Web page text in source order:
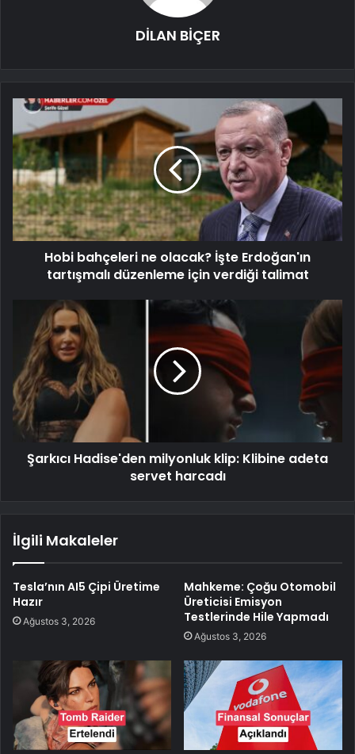
DİLAN BİÇER
Hobi bahçeleri ne olacak? İşte Erdoğan'ın
tartışmalı düzenleme için verdiği talimat
Şarkıcı Hadise'den milyonluk klip: Klibine adeta
servet harcadı
İlgili Makaleler
Tesla’nın AI5 Çipi Üretime
Hazır
Ağustos 3, 2026
Mahkeme: Çoğu Otomobil
Üreticisi Emisyon
Testlerinde Hile Yapmadı
Ağustos 3, 2026